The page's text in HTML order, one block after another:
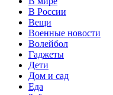
В России
Вещи
Военные новости
Волейбол
Гаджеты
Дети
Дом и сад
Еда